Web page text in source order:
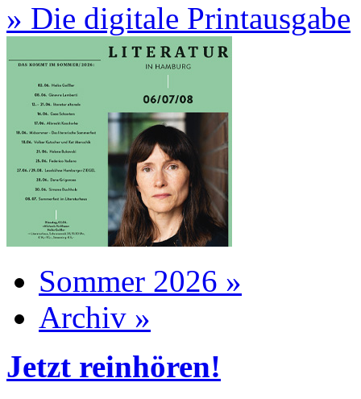
» Die digitale Printausgabe
Sommer 2026 »
Archiv »
Jetzt reinhören!